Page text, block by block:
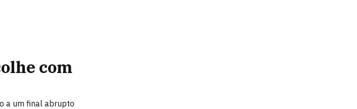
com
a um final abrupto